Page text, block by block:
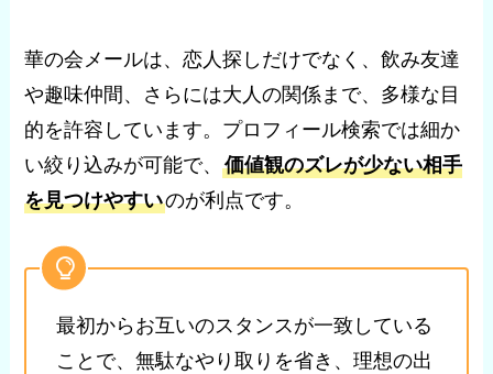
華の会メールは、恋人探しだけでなく、飲み友達
や趣味仲間、さらには大人の関係まで、多様な目
的を許容しています。プロフィール検索では細か
い絞り込みが可能で、価値観のズレが少ない相手
を見つけやすいのが利点です。
最初からお互いのスタンスが一致している
ことで、無駄なやり取りを省き、理想の出